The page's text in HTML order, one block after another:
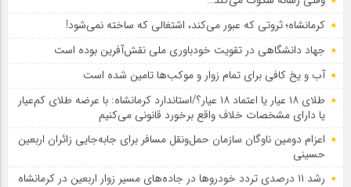
کرمانشاه؛ ثروتی که عبور می‌کند، اشتغالی که ساخته نمی‌شود!
جهاد دانشگاهی در تقویت خودباوری ملی نقش‌آفرین بوده است
آب و یخ کافی برای تمام زوار و موکب‌ها تامین شده است
طلای ۱۸ عیار یا اعتماد ۱۸ عیار؟/استاندارد کرمانشاه: با عرضه طلای کم‌عیار
یا دارای مشخصات خلاف واقع برخورد قانونی می‌کنیم
اعزام دومین ناوگان سازمان حمل‌ونقل مسافر برای جابه‌جایی زائران اربعین
حسینی
رشد ۱۱ درصدی تردد خودروها در جاده‌های مسیر زوار اربعین در کرمانشاه